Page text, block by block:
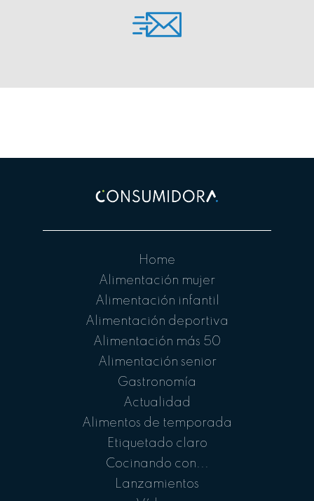
Home
Alimentación mujer
Alimentación infantil
Alimentación deportiva
Alimentación más 50
Alimentación senior
Gastronomía
Actualidad
Alimentos de temporada
Etiquetado claro
Cocinando con...
Lanzamientos